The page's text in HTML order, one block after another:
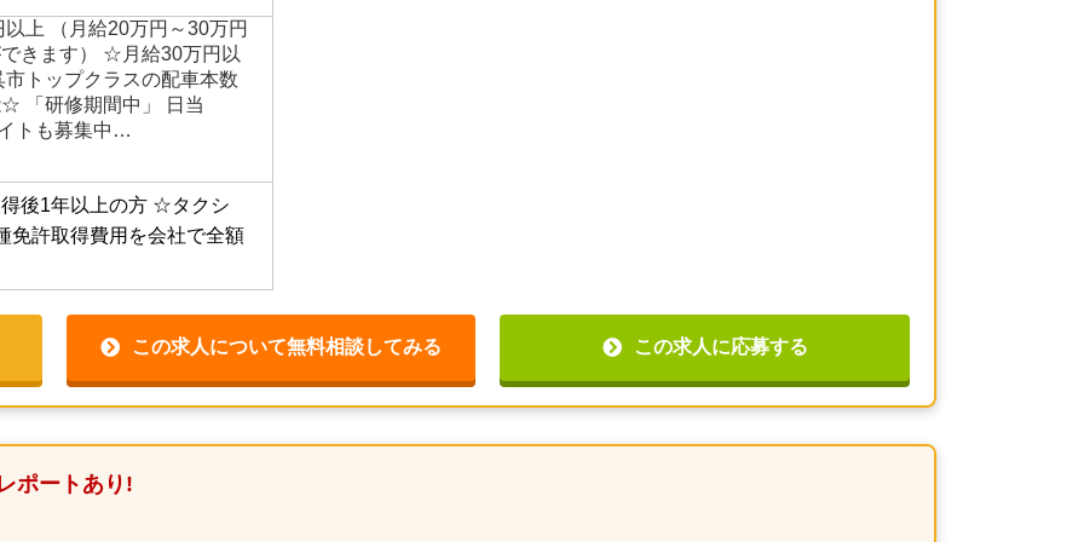
上 （月給20万円～30万円
きます） ☆月給30万円以
トップクラスの配車本数
「研修期間中」 日当
トも募集中…
後1年以上の方 ☆タクシ
免許取得費用を会社で全額
この求人について無料相談してみる この求人に応募する
ポートあり!